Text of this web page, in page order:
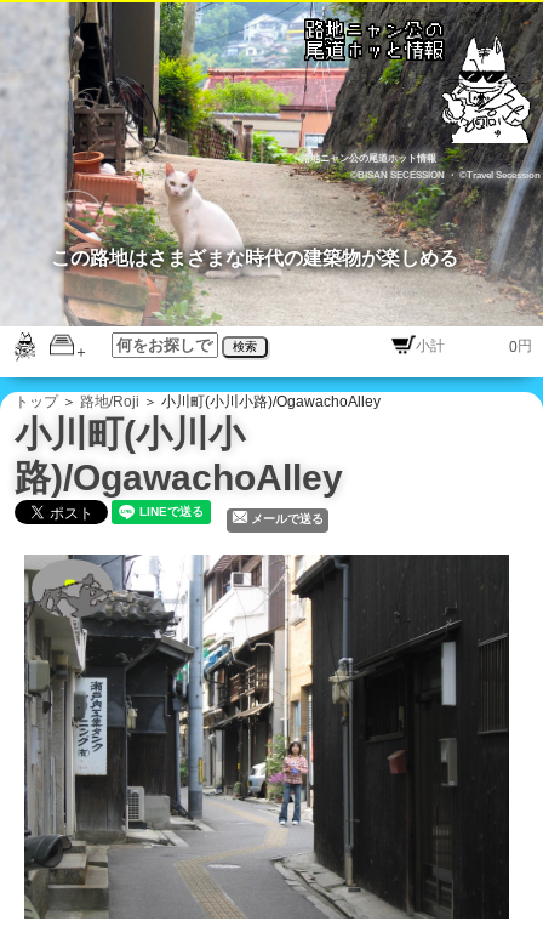
路地ニャン公の尾道ホット情報
©BISAN SECESSION
・©Travel Secession
検索 円
この路地はさまざまな時代の建築物が楽しめる
トップ＞ 路地/Roji ＞ 小川町(小川小路)/OgawachoAlley
小川町(小川小
路)/OgawachoAlley
メールで送る